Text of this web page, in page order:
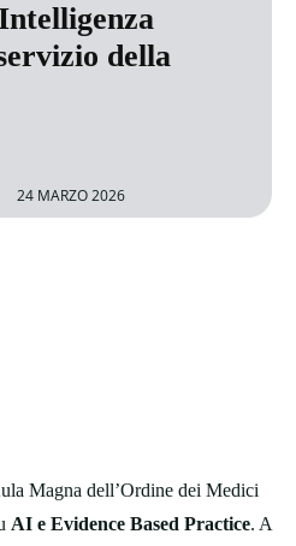
della
24 MARZO 2026
Magna dell’Ordine dei Medici
AI e Evidence Based Practice. A